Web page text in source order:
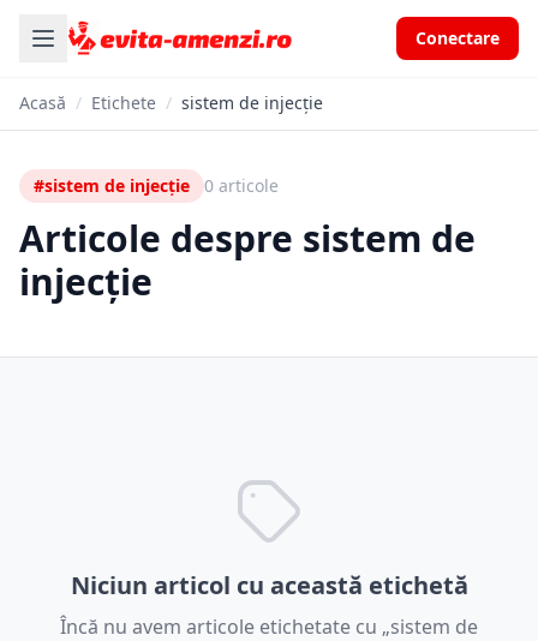
Conectare
Acasă / Etichete / sistem de injecție
#sistem de injecție 0 articole
Articole despre sistem de
injecție
Niciun articol cu această etichetă
Încă nu avem articole etichetate cu „sistem de